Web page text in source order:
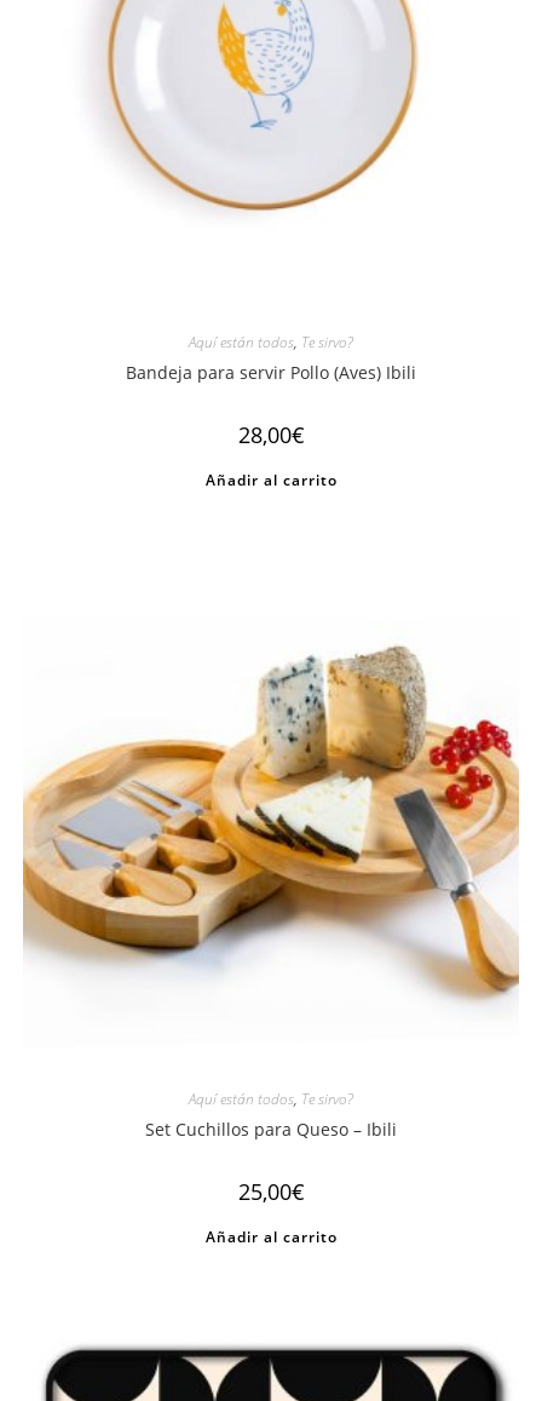
Aquí están todos, Te sirvo?
Bandeja para servir Pollo (Aves) Ibili
28,00€
Añadir al carrito
Aquí están todos, Te sirvo?
Set Cuchillos para Queso – Ibili
25,00€
Añadir al carrito